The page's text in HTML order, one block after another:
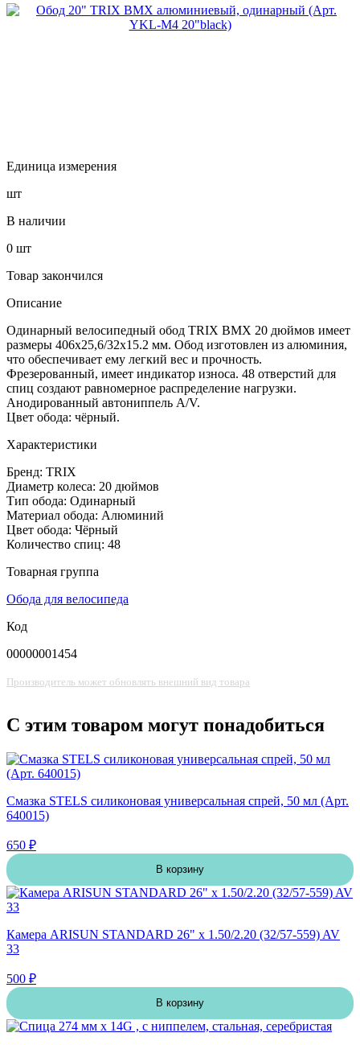
Единица измерения
шт
В наличии
0 шт
Товар закончился
Описание
Одинарный велосипедный обод TRIX BMX 20 дюймов имеет
размеры 406х25,6/32х15.2 мм. Обод изготовлен из алюминия,
что обеспечивает ему легкий вес и прочность.
Фрезерованный, имеет индикатор износа. 48 отверстий для
спиц создают равномерное распределение нагрузки.
Анодированный автониппель A/V.
Цвет обода: чёрный.
Характеристики
Бренд: TRIX
Диаметр колеса: 20 дюймов
Тип обода: Одинарный
Материал обода: Алюминий
Цвет обода: Чёрный
Количество спиц: 48
Товарная группа
Обода для велосипеда
Код
00000001454
Производитель может обновлять внешний вид товара
С этим товаром могут понадобиться
Смазка STELS силиконовая универсальная спрей, 50 мл (Арт.
640015)
650 ₽
В корзину
Камера ARISUN STANDARD 26" x 1.50/2.20 (32/57-559) AV
33
500 ₽
В корзину